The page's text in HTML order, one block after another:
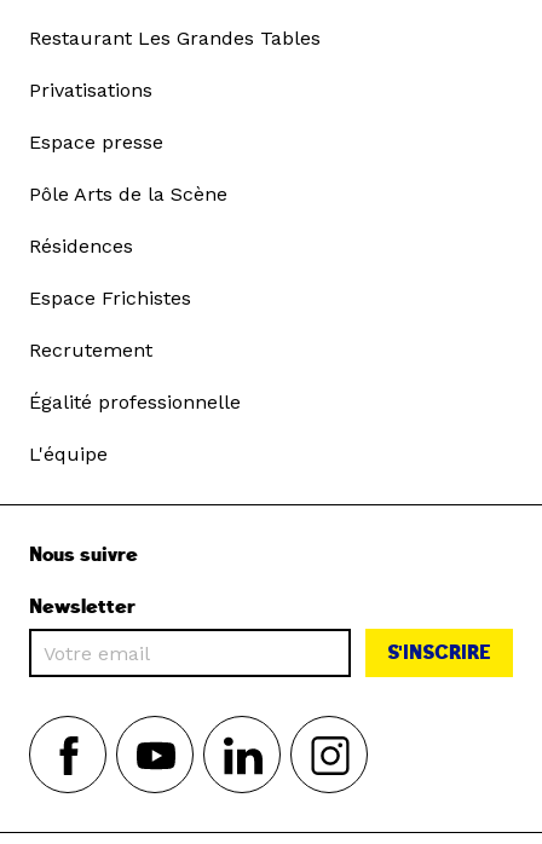
Restaurant Les Grandes Tables
Privatisations
Espace presse
Pôle Arts de la Scène
Résidences
Espace Frichistes
Recrutement
Égalité professionnelle
L'équipe
Nous suivre
Newsletter
S'INSCRIRE